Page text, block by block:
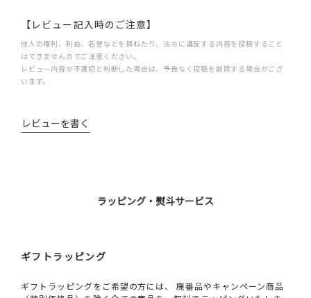
【レビュー記入時のご注意】
他人の権利、利益、名誉などを損ねたり、法令に違反する内容を投稿すること
はできませんのでご注意ください。
レビュー内容が不適切と判断した場合は、予告なく投稿を削除する場合がござ
います。
レビューを書く
ラッピング・熨斗サービス
ギフトラッピング
ギフトラッピングをご希望の方には、 廃番品やキャンペーン商品